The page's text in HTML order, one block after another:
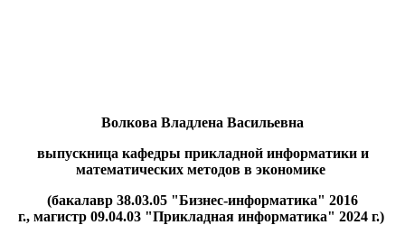
Волкова Владлена Васильевна
выпускница кафедры прикладной информатики и
математических методов в экономике
(бакалавр 38.03.05 "Бизнес-информатика" 2016
г., магистр 09.04.03 "Прикладная информатика" 2024 г.)